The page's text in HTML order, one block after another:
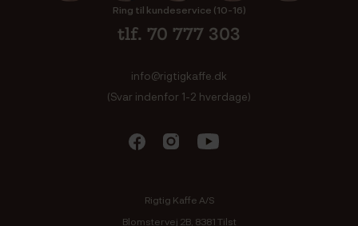
Ring til kundeservice (10-16)
tlf. 70 777 303
info@rigtigkaffe.dk
(Svar indenfor 1-2 hverdage)
Rigtig Kaffe A/S
Blomstervej 2B, 8381 Tilst